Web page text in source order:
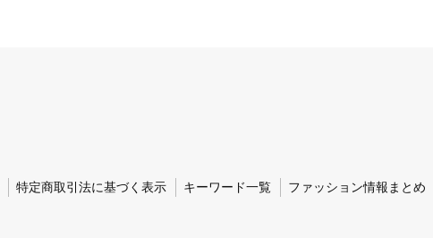
特定商取引法に基づく表示 キーワード一覧 ファッション情報まとめ